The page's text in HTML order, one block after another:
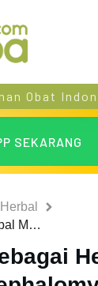
Obat
SEKARANG
Noni Juice sebagai Herbal Myalgic Encephalomyelitis, Ampuh Atasi Kelelahan Kronis